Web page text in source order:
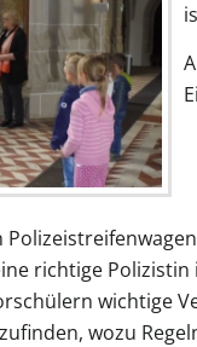
richtige
wichtige
wozu